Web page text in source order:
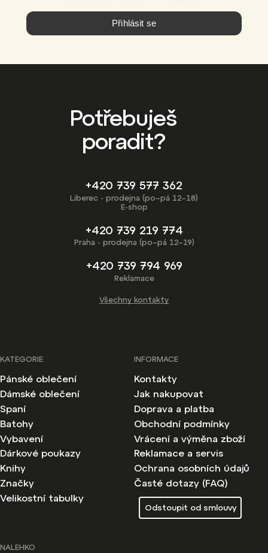
Přihlásit se
Potřebuješ
poradit?
+420 739 577 362
Liberec - prodejna (po–pá 12–18)
E-shop
+420 739 219 774
Praha - prodejna (po–pá 12–19)
+420 739 794 969
Reklamace
Všechny kontakty
KATEGORIE
Pánské oblečení
Dámské oblečení
Spaní
Batohy
Vybavení
Dárkové poukazy
Knihy
Značky
Velikostní tabulky
INFORMACE
Kontakty
Jak nakupovat
Doprava a platba
Obchodní podmínky
Vrácení a výměna zboží
Reklamace a servis
Ochrana osobních údajů
Časté dotazy (FAQ)
Odstoupit od smlouvy
NALEHKO